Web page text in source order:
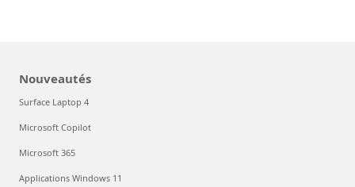
Nouveautés
Surface Laptop 4
Microsoft Copilot
Microsoft 365
Applications Windows 11